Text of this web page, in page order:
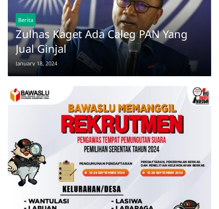
Berita
Zulhas Kaget Ada Caleg PAN Yang
Jual Ginjal
January 18, 2024